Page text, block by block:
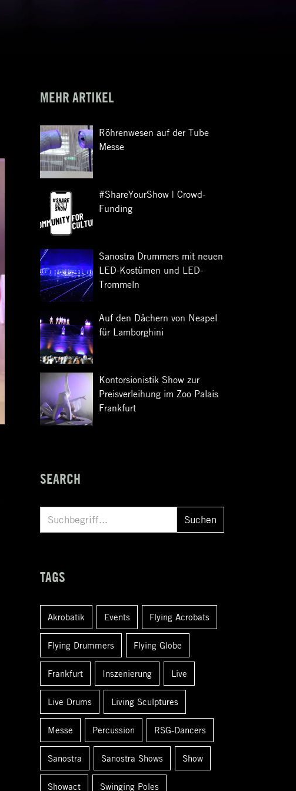
MEHR ARTIKEL
Röhrenwesen auf der Tube
Messe
#ShareYourShow | Crowd-
Funding
Sanostra Drummers mit neuen
LED-Kostümen und LED-
Trommeln
Auf den Dächern von Neapel
für Lamborghini
Kontorsionistik Show zur
Preisverleihung im Zoo Palais
Frankfurt
SEARCH
u
n
h
Suchen
TAGS
Akrobatik Events Flying Acrobats
Flying Drummers Flying Globe
Frankfurt Inszenierung Live
Live Drums Living Sculptures
Messe Percussion RSG-Dancers
Sanostra Sanostra Shows Show
Showact Swinging Poles